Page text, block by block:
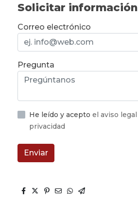
Solicitar información
Correo electrónico
Pregunta
He leído y acepto el aviso legal
privacidad
Enviar